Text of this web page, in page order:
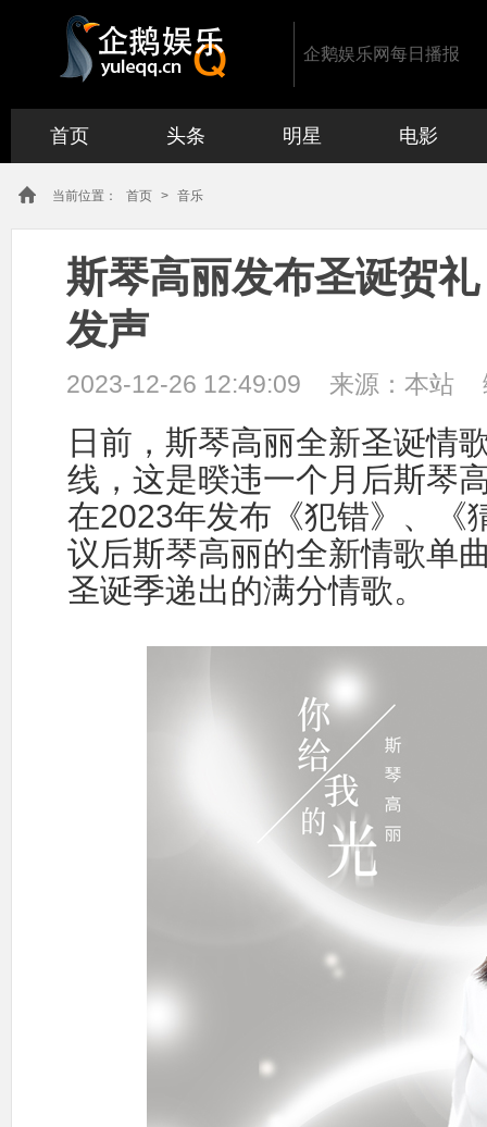
企鹅娱乐网每日播报
首页 头条 明星 电影
当前位置： 首页 > 音乐
斯琴高丽发布圣诞贺
发声
2023-12-26 12:49:09 来源： 本站
日前，斯琴高丽全新圣诞情
线，这是暌违一个月后斯琴
在2023年发布《犯错》、《
议后斯琴高丽的全新情歌单
圣诞季递出的满分情歌。